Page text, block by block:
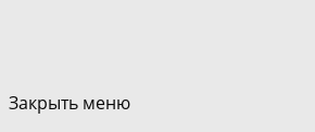
Закрыть меню